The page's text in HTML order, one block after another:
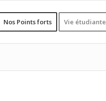
Nos Points forts Vie étudiante